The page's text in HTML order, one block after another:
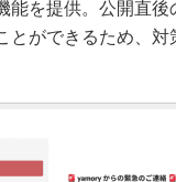
能を提供。公開直
とができるため、